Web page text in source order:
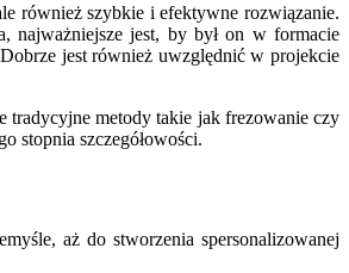
również szybkie i efektywne rozwiązanie.
najważniejsze jest, by był on w formacie
jest również uwzględnić w projekcie
tradycyjne metody takie jak frezowanie czy
stopnia szczegółowości.
aż do stworzenia spersonalizowanej